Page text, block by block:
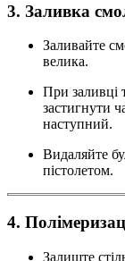
3. Заливка
Заливайте
велика.
При заливці
застигнути
наступний.
Видаляйте
пістолетом.
4.
Залиште